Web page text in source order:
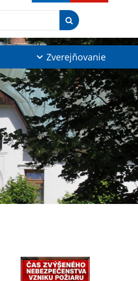
Zverejňovanie